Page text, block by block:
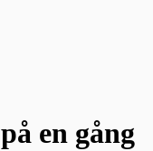
på en gång